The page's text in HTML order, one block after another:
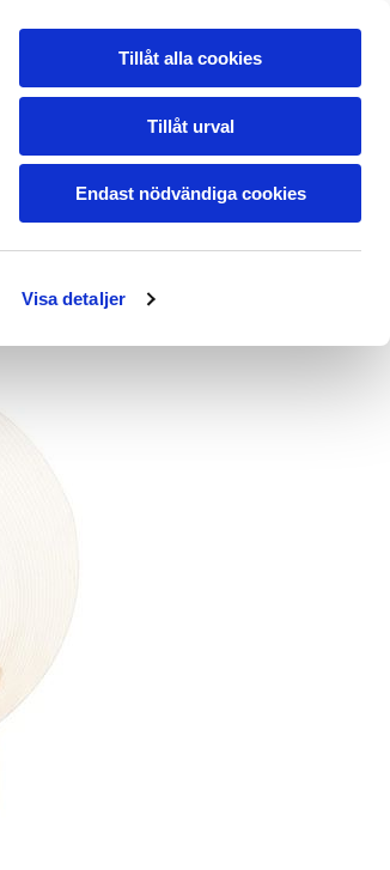
Visa detaljer
Tillåt alla cookies
Tillåt urval
Endast nödvändiga cookies
GALLERI